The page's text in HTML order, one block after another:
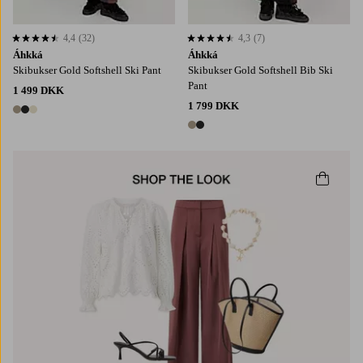
Áhkká
Skibukser Gold Softshell Ski Pant
1 499 DKK
3 farver
4,4 baseret på 32 bedømmelser
4,4 (32)
Áhkká
Skibukser Gold Softshell Bib Ski
Pant
1 799 DKK
2 farver
4,3 baseret på 7 bedømmelser
4,3 (7)